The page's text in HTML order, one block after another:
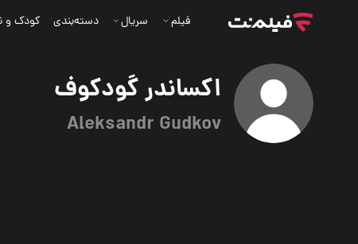
اکساندر گودکوف
Aleksandr Gudkov
فیلم سریال دسته‌بندی کودک و